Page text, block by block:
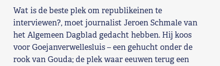
Wat we doen
Wie we zijn
Nieuws
Wat is de beste plek om republikeinen te
interviewen?, moet journalist Jeroen Schmale van
het Algemeen Dagblad gedacht hebben. Hij koos
voor Goejanverwellesluis – een gehucht onder de
rook van Gouda; de plek waar eeuwen terug een